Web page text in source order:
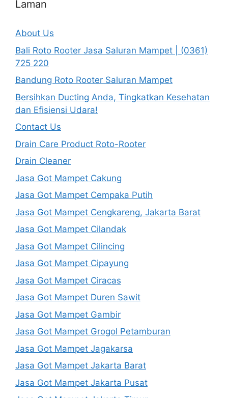
Laman
About Us
Bali Roto Rooter Jasa Saluran Mampet | (0361)
725 220
Bandung Roto Rooter Saluran Mampet
Bersihkan Ducting Anda, Tingkatkan Kesehatan
dan Efisiensi Udara!
Contact Us
Drain Care Product Roto-Rooter
Drain Cleaner
Jasa Got Mampet Cakung
Jasa Got Mampet Cempaka Putih
Jasa Got Mampet Cengkareng, Jakarta Barat
Jasa Got Mampet Cilandak
Jasa Got Mampet Cilincing
Jasa Got Mampet Cipayung
Jasa Got Mampet Ciracas
Jasa Got Mampet Duren Sawit
Jasa Got Mampet Gambir
Jasa Got Mampet Grogol Petamburan
Jasa Got Mampet Jagakarsa
Jasa Got Mampet Jakarta Barat
Jasa Got Mampet Jakarta Pusat